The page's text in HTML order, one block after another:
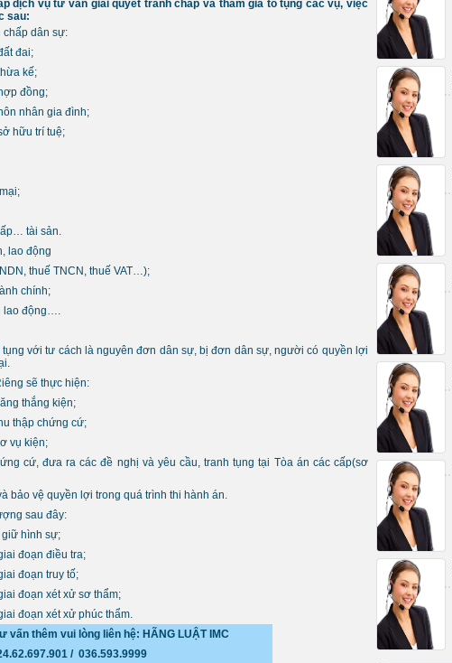
dịch vụ tư vấn giải quyết tranh chấp và tham gia tố tụng các vụ, việc
sau:
chấp dân sự:
đai;
kế;
đồng;
nhân gia đình;
hữu trí tuệ;
tài sản.
lao động
thuế TNCN, thuế VAT…);
chính;
lao động….
với tư cách là nguyên đơn dân sự, bị đơn dân sự, người có quyền lợi
sẽ thực hiện:
thắng kiện;
thập chứng cứ;
vụ kiện;
cứ, đưa ra các đề nghị và yêu cầu, tranh tụng tại Tòa án các cấp(sơ
vệ quyền lợi trong quá trình thi hành án.
sau đây:
hình sự;
đoạn điều tra;
đoạn truy tố;
đoạn xét xử sơ thẩm;
đoạn xét xử phúc thẩm.
vấn thêm vui lòng liên hệ: HÃNG LUẬT IMC
/ 036.593.9999